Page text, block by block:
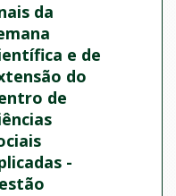
da
e de
do
de
-